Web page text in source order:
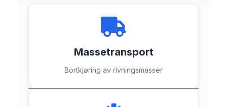
Massetransport
Bortkjøring av rivningsmasser